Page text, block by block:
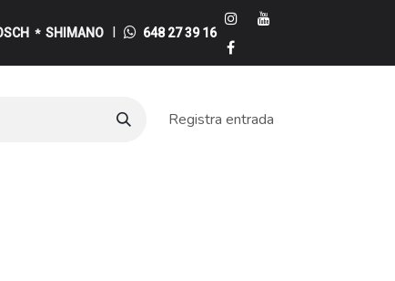
* SHIMANO I 648 27 39 16
Registra entrada